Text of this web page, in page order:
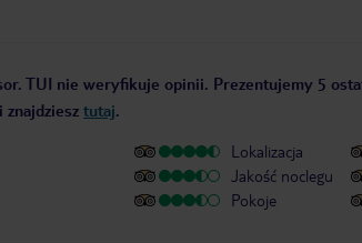
TUI nie weryfikuje opinii. Prezentujemy 5
znajdziesz tutaj.
Lokalizacja
Jakość noclegu
Pokoje